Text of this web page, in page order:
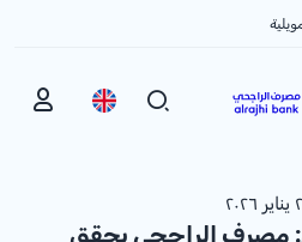
مصرف الراجحي يحقق